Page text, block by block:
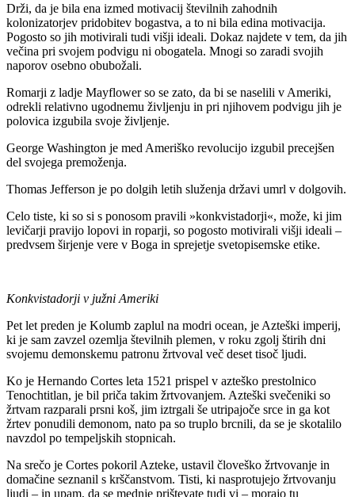
Drži, da je bila ena izmed motivacij številnih zahodnih
kolonizatorjev pridobitev bogastva, a to ni bila edina motivacija.
Pogosto so jih motivirali tudi višji ideali. Dokaz najdete v tem, da jih
večina pri svojem podvigu ni obogatela. Mnogi so zaradi svojih
naporov osebno obubožali.
Romarji z ladje Mayflower so se zato, da bi se naselili v Ameriki,
odrekli relativno ugodnemu življenju in pri njihovem podvigu jih je
polovica izgubila svoje življenje.
George Washington je med Ameriško revolucijo izgubil precejšen
del svojega premoženja.
Thomas Jefferson je po dolgih letih služenja državi umrl v dolgovih.
Celo tiste, ki so si s ponosom pravili »konkvistadorji«, može, ki jim
levičarji pravijo lopovi in roparji, so pogosto motivirali višji ideali –
predvsem širjenje vere v Boga in sprejetje svetopisemske etike.
Konkvistadorji v južni Ameriki
Pet let preden je Kolumb zaplul na modri ocean, je Azteški imperij,
ki je sam zavzel ozemlja številnih plemen, v roku zgolj štirih dni
svojemu demonskemu patronu žrtvoval več deset tisoč ljudi.
Ko je Hernando Cortes leta 1521 prispel v azteško prestolnico
Tenochtitlan, je bil priča takim žrtvovanjem. Azteški svečeniki so
žrtvam razparali prsni koš, jim iztrgali še utripajoče srce in ga kot
žrtev ponudili demonom, nato pa so truplo brcnili, da se je skotalilo
navzdol po tempeljskih stopnicah.
Na srečo je Cortes pokoril Azteke, ustavil človeško žrtvovanje in
domačine seznanil s krščanstvom. Tisti, ki nasprotujejo žrtvovanju
ljudi – in upam, da se mednje prištevate tudi vi – morajo tu